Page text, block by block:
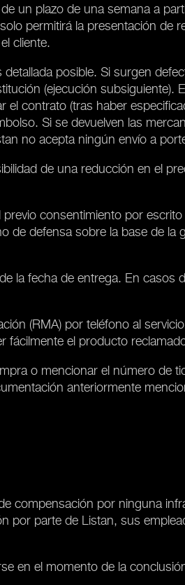
un plazo de una semana a
permitirá la presentación de
cliente.
posible. Si surgen
(ejecución subsiguiente).
contrato (tras haber
Si se devuelven las
no acepta ningún envío a
de una reducción en el
consentimiento por
de defensa sobre la base de la
la fecha de entrega. En casos
(RMA) por teléfono al
fácilmente el producto
o mencionar el número de
anteriormente
compensación por ninguna
por parte de Listan, sus
en el momento de la